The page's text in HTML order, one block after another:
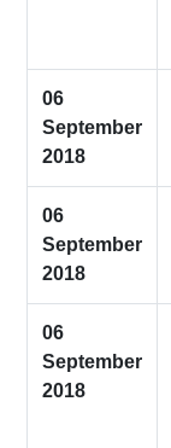
06
September
2018
06
September
2018
06
September
2018